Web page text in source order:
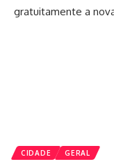
CIDADE GERAL